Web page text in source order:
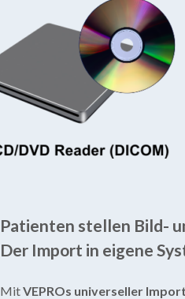
Patienten stellen Bild-
Der Import in eigene
MitVEPROs universeller